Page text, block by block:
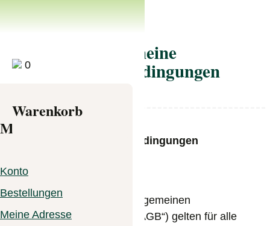
Products search
Mein Konto
Konto
Bestellungen
Meine Adresse
0
Warenkorb
Produkte
Products search
Allgemeine
Geschäftsbedingungen
Allgemeine Geschäftsbedingungen
1.1.Die nachfolgenden Allgemeinen
Geschäftsbedingungen („AGB“) gelten für alle